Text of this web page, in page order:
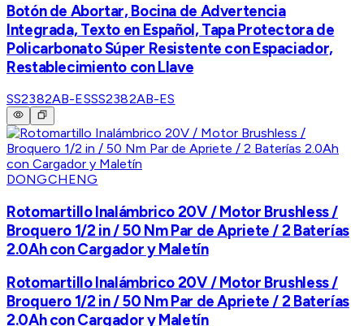
Botón de Abortar, Bocina de Advertencia
Integrada, Texto en Español, Tapa Protectora de
Policarbonato Súper Resistente con Espaciador,
Restablecimiento con Llave
SS2382AB-ESSS2382AB-ES
DONGCHENG
Rotomartillo Inalámbrico 20V / Motor Brushless /
Broquero 1/2 in / 50 Nm Par de Apriete / 2 Baterías
2.0Ah con Cargador y Maletín
Rotomartillo Inalámbrico 20V / Motor Brushless /
Broquero 1/2 in / 50 Nm Par de Apriete / 2 Baterías
2.0Ah con Cargador y Maletín